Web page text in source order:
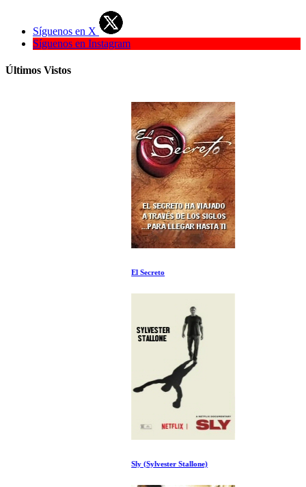
Síguenos en X
Síguenos en Instagram
Últimos Vistos